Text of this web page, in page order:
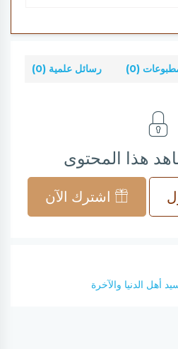
(0) رسائل علمية (0)
هذا المحتوى
اشترك الآن
أهل الدنيا والآخرة